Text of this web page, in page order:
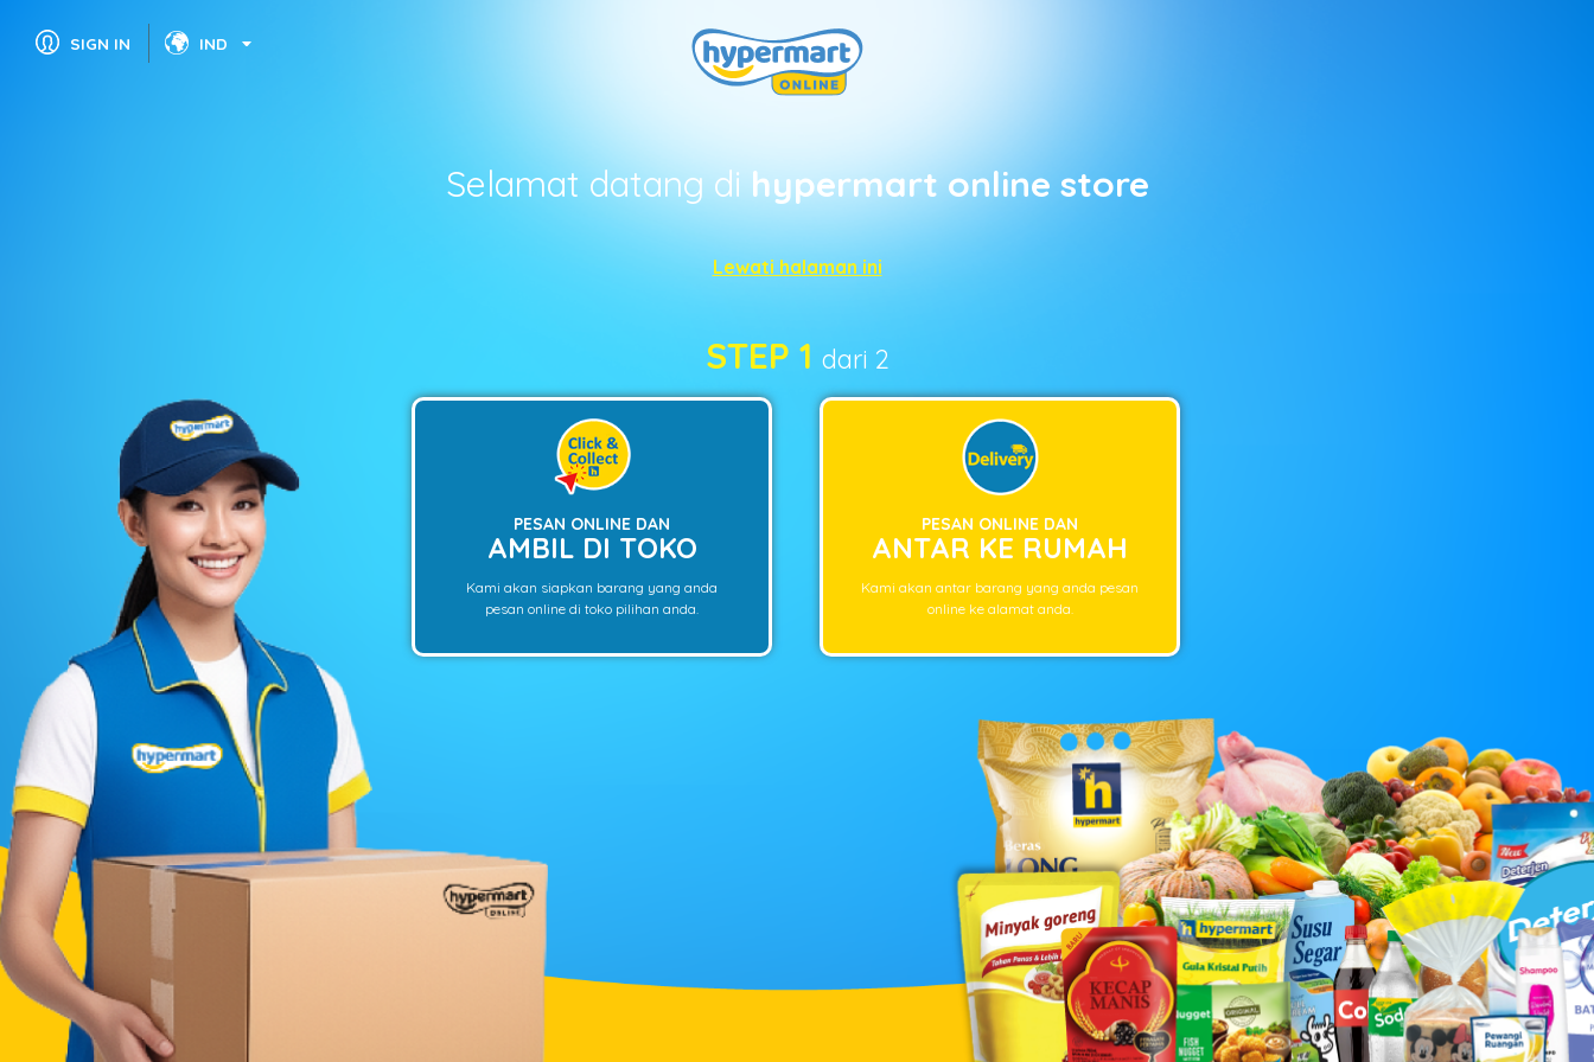
SIGN IN IND
Selamat datang di hypermart online store
Lewati halaman ini
STEP 1 dari 2
PESAN ONLINE DAN
AMBIL DI TOKO
Kami akan siapkan barang yang anda
pesan online di toko pilihan anda.
PESAN ONLINE DAN
ANTAR KE RUMAH
Kami akan antar barang yang anda pesan
online ke alamat anda.